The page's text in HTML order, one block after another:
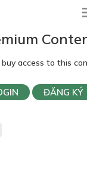
access to this
ĐĂNG KÝ